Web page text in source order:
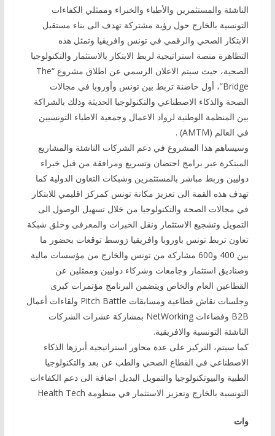
الناشئة والمستثمرين والأطباء والخبراء وممثلي الكفاءات
التونسية بالخارج حول رؤية مشتركة تهدف الى بناء مستقبل
الابتكار الصحي والرقمي في تونس وافريقيا وتمثل هذه
التظاهرة منصة استراتيجية لربط الابتكار بالاستثمار والتكنولوجيا
الصحية، حيث سيتم الاعلان الرسمي عن اطلاق مشروع “The
Bridge”، أول حاضنة تربط بين تونس وأوروبا في مجالات
الصحة والذكاء الاصطناعي والتكنولوجيا الحديثة وذلك بالشراكة
بين المنظمة الوطنية لرواد الاعمال وجمعية الاطباء التونسيين
في العالم (AMTM) .
وسيساهم هذا المشروع في دعم الشركات الناشئة والمشاريع
المبتكرة عبر برامج احتضان وتسريع ومرافقة من قبل خبراء
دوليين وربط مباشر بالمستثمرين وشبكات التعاون الدولية كما
تهدف هذه القمة الى تعزيز مكانة تونس كمركز اقليمي للابتكار
في مجالات الصحة والتكنولوجيا من خلال تسهيل الوصول الى
التمويل وتشجيع الاستثمار ونقل الخبرات والمعرفى وخلق شبكة
تعاون تربط تونس باوروبا وافريقيا زوسط توقعات بحضور ما
بين 400 و600 مشاركة من تونس والخارج من مؤسسات مالية
وصناديق استثمار وجامعات وشركاء دوليين وممثلين عن
القطاعين العام والخاص ويتضمن البرنامج مؤتمرات كبرى
وجلسات نقاش قطاعية ومسابقات Pitch Battle ولقاءات أعمال
B2B وفضاءات NetWorking بمشاركة عشرات الشركات
الناشئة التونسية والافريقية.
كما سيتم، التركيز على عدة محاور استراتيجية أبرزها الذكاء
الاصطناعي في القطاع الصحي والطب عن بعد والتكنولوجيا
الطبية والبيوتكنولوجيا والتمويل البديل اضافة الى دعم الكفاءات
التونسية بالخارج وتعزيز الاستثمار في منظومة Health Tech
وات